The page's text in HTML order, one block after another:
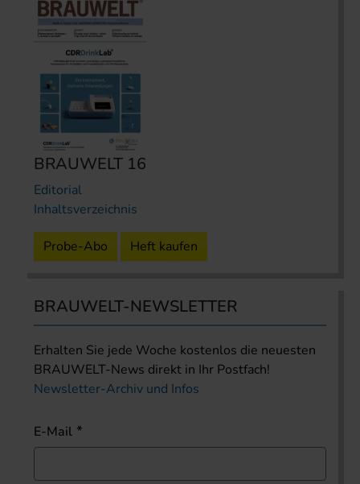
BRAUWELT 16
Editorial
Inhaltsverzeichnis
Probe-Abo Heft kaufen
BRAUWELT-NEWSLETTER
Erhalten Sie jede Woche kostenlos die neuesten
BRAUWELT-News direkt in Ihr Postfach!
Newsletter-Archiv und Infos
E-Mail